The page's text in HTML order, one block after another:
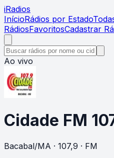
iRadios
InícioRádios por Estado
RádiosFavoritosCadastrar
Ao vivo
Cidade FM
Bacabal/MA · 107,9 · FM